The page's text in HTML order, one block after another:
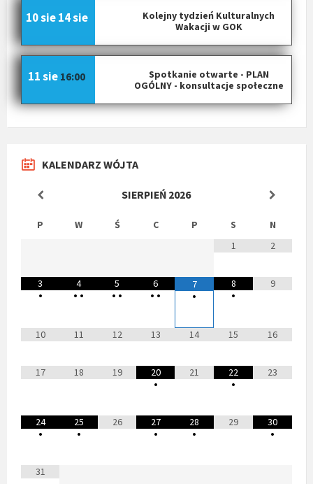
Kolejny tydzień Kulturalnych
Wakacji w GOK
10 sie 14 sie
Spotkanie otwarte - PLAN
OGÓLNY - konsultacje społeczne
11 sie 16:00
KALENDARZ WÓJTA
SIERPIEŃ 2026
P W Ś C P S
N
1
2
3
•
4
• •
5
• •
6
• •
7
•
8
•
9
10 11 12 13 14 15 16
17 18 19
20
•
21
22
•
23
24
•
25
•
26
27
•
28
•
29
30
•
31